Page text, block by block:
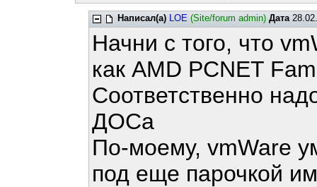
Написал(а) LOE (Site/forum admin) Дата
Начни с того, что
как AMD PCNET
Соответственно
ДОСа
По-моему, vmWare
под еще парочкой